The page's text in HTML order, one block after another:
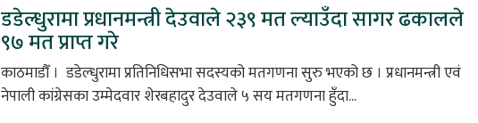
डडेल्धुरामा प्रधानमन्त्री देउवाले २३९ मत ल्याउँदा सागर ढकालले
९७ मत प्राप्त गरे
काठमाडौँ । डडेल्धुरामा प्रतिनिधिसभा सदस्यको मतगणना सुरु भएको छ । प्रधानमन्त्री एवं
नेपाली कांग्रेसका उम्मेदवार शेरबहादुर देउवाले ५ सय मतगणना हुँदा...